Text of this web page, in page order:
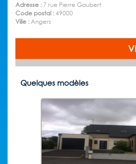
Adresse : 7 rue Pierre Gaubert
Code postal :49000
Ville :Angers
Quelques modèles